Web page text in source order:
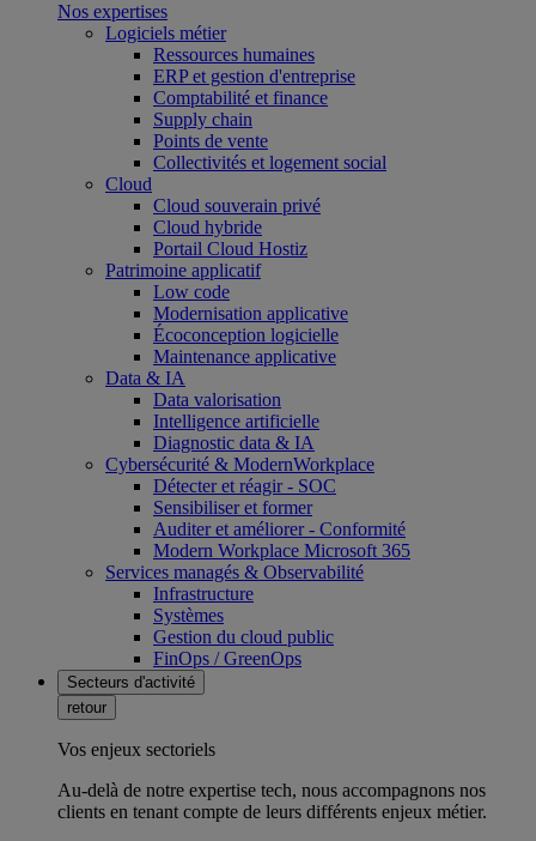
Nos expertises
Logiciels métier
Ressources humaines
ERP et gestion d'entreprise
Comptabilité et finance
Supply chain
Points de vente
Collectivités et logement social
Cloud
Cloud souverain privé
Cloud hybride
Portail Cloud Hostiz
Patrimoine applicatif
Low code
Modernisation applicative
Écoconception logicielle
Maintenance applicative
Data & IA
Data valorisation
Intelligence artificielle
Diagnostic data & IA
Cybersécurité & ModernWorkplace
Détecter et réagir - SOC
Sensibiliser et former
Auditer et améliorer - Conformité
Modern Workplace Microsoft 365
Services managés & Observabilité
Infrastructure
Systèmes
Gestion du cloud public
FinOps / GreenOps
Secteurs d'activité
retour
Vos enjeux sectoriels
Au-delà de notre expertise tech, nous accompagnons nos
clients en tenant compte de leurs différents enjeux métier.